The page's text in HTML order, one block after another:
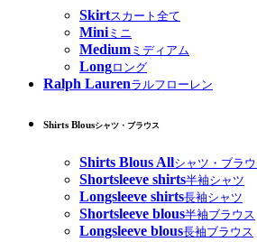
Skirtスカート全て
Miniミニ
Medium ミディアム
Longロング
Ralph Laurenラルフローレン
Shirts Blousシャツ・ブラウス
Shirts Blous Allシャツ・ブラ
Shortsleeve shirts半袖シャツ
Longsleeve shirts長袖シャツ
Shortsleeve blous半袖ブラウス
Longsleeve blous長袖ブラウス